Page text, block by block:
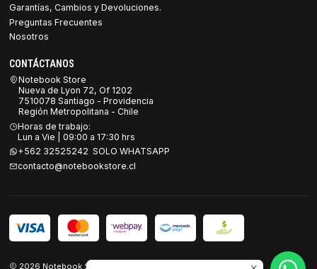
Garantías, Cambios y Devoluciones.
Preguntas Frecuentes
Nosotros
CONTÁCTANOS
Notebook Store
Nueva de Lyon 72, Of 1202
7510078 Santiago - Providencia
Región Metropolitana - Chile
Horas de trabajo:
Lun a Vie | 09:00 a 17:30 hrs
+562 32525242 SOLO WHATSAPP
contacto@notebookstore.cl
2026 Notebook Store.